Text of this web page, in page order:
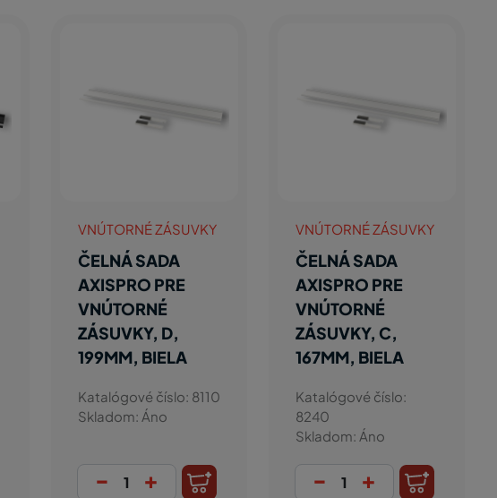
VNÚTORNÉ ZÁSUVKY
ČELNÁ SADA
AXISPRO PRE
VNÚTORNÉ
ZÁSUVKY, D,
199MM, BIELA
Katalógové číslo: 8110
Skladom: Áno
- +
VNÚTORNÉ ZÁSUVKY
ČELNÁ SADA
AXISPRO PRE
VNÚTORNÉ
ZÁSUVKY, C,
167MM, BIELA
Katalógové číslo:
8240
Skladom: Áno
- +